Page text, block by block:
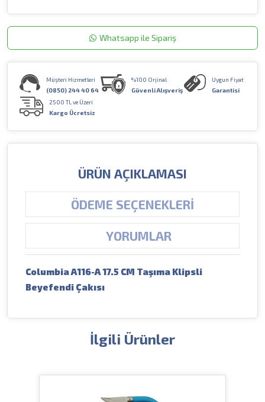
Whatsapp ile Sipariş
Müşteri Hizmetleri
(0850) 244 40 64
%100 Orjinal
Güvenli Alışveriş
Uygun Fiyat
Garantisi
2500 TL ve Üzeri
Kargo Ücretsiz
ÜRÜN AÇIKLAMASI
ÖDEME SEÇENEKLERI
YORUMLAR
Columbia A116-A 17.5 CM Taşıma Klipsli
Beyefendi Çakısı
İlgili Ürünler